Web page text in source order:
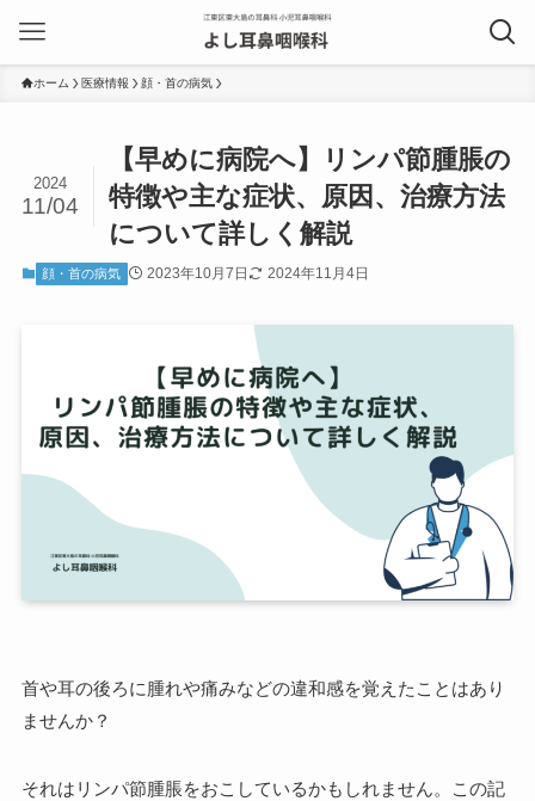
ホーム 医療情報 顔・首の病気
【早めに病院へ】リンパ節腫脹の
特徴や主な症状、原因、治療方法
について詳しく解説
2024
11/04
顔・首の病気 2023年10月7日 2024年11月4日
首や耳の後ろに腫れや痛みなどの違和感を覚えたことはあり
ませんか？
それはリンパ節腫脹をおこしているかもしれません。この記